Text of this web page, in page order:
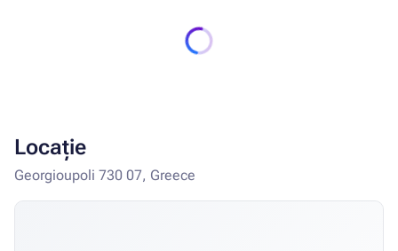
Locație
Georgioupoli 730 07, Greece